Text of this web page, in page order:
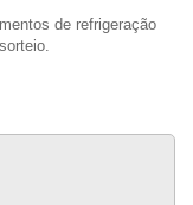
de refrigeração